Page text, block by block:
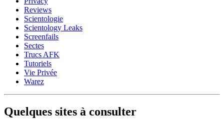
Reviews
Scientologie
Scientology Leaks
Screenfails
Sectes
Trucs AFK
Tutoriels
Vie Privée
Warez
Quelques sites à consulter